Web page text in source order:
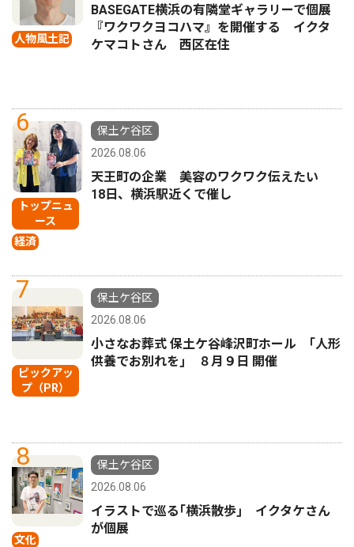
人物風土記
BASEGATE横浜の有隣堂ギャラリーで個展
『ワクワクヨコハマ』を開催する イクタ
ケマコトさん 西区在住
6
トップニュ
ース
経済
保土ケ谷区
2026.08.06
天王町の企業 美容のワクワク伝えたい
18日、横浜駅近くで催し
7
ピックアッ
プ（PR）
保土ケ谷区
2026.08.06
小さなお葬式 保土ケ谷峰沢町ホール ｢人形
供養でお別れを｣ ８月９日 開催
8
文化
保土ケ谷区
2026.08.06
イラストで巡る｢横浜散歩｣ イクタケさん
が個展